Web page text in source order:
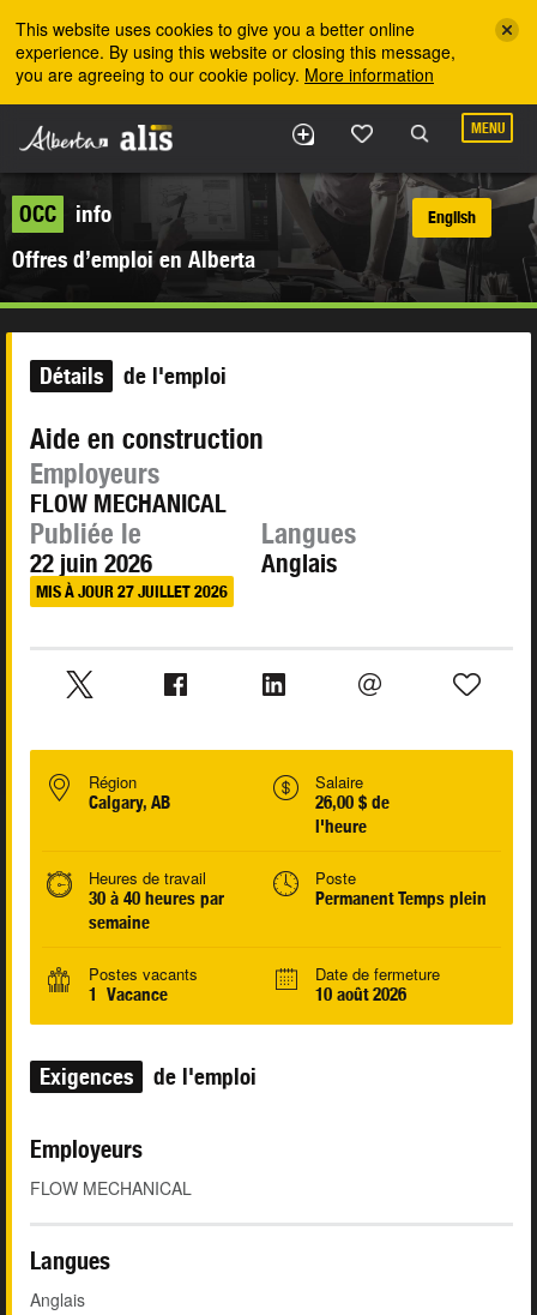
This website uses cookies to give you a better online
experience. By using this website or closing this message,
you are agreeing to our cookie policy. More information
MENU
OCC
info
Offres d’emploi en Alberta
English
Détails de l'emploi
Aide en construction
Employeurs
FLOW MECHANICAL
Publiée le
22 juin 2026
MIS À JOUR 27 JUILLET 2026
Langues
Anglais
Région
Calgary, AB
Salaire
26,00 $ de
l'heure
Heures de travail
30 à 40 heures par
semaine
Poste
Permanent Temps plein
Postes vacants
1 Vacance
Date de fermeture
10 août 2026
Exigences de l'emploi
Employeurs
FLOW MECHANICAL
Langues
Anglais